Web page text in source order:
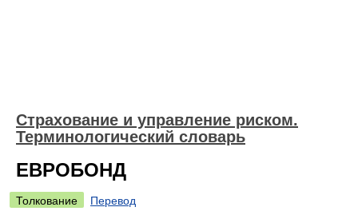
Страхование и управление риском.
Терминологический словарь
ЕВРОБОНД
Толкование
Перевод